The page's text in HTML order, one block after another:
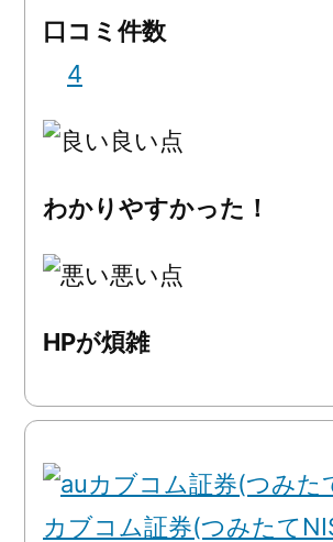
口コミ件数
4
良い点
わかりやすかった！
悪い点
HPが煩雑
カブコム証券(つみたて